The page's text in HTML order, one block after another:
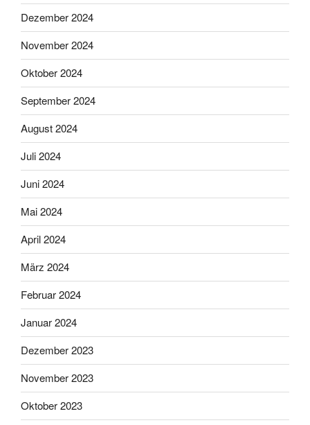
Dezember 2024
November 2024
Oktober 2024
September 2024
August 2024
Juli 2024
Juni 2024
Mai 2024
April 2024
März 2024
Februar 2024
Januar 2024
Dezember 2023
November 2023
Oktober 2023